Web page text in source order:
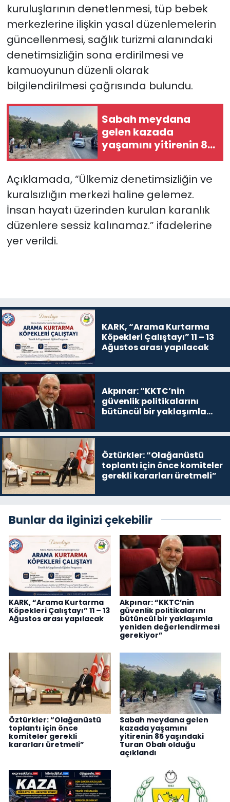
kuruluşlarının denetlenmesi, tüp bebek
merkezlerine ilişkin yasal düzenlemelerin
güncellenmesi, sağlık turizmi alanındaki
denetimsizliğin sona erdirilmesi ve
kamuoyunun düzenli olarak
bilgilendirilmesi çağrısında bulundu.
Sabah meydana
gelen kazada
yaşamını yitirenin 85
yaşındaki Turan
açıklandı
Açıklamada, “Ülkemiz denetimsizliğin ve
kuralsızlığın merkezi haline gelemez.
İnsan hayatı üzerinden kurulan karanlık
düzenlere sessiz kalınamaz.” ifadelerine
yer verildi.
KARK, “Arama Kurtarma
Köpekleri Çalıştayı” 11 – 13
Ağustos arası yapılacak
Akpınar: “KKTC’nin
güvenlik politikalarını
bütüncül bir yaklaşımla
gerekiyor”
Öztürkler: “Olağanüstü
toplantı için önce komiteler
gerekli kararları üretmeli”
Bunlar da ilginizi çekebilir
KARK, “Arama Kurtarma
Köpekleri Çalıştayı” 11 – 13
Ağustos arası yapılacak
Akpınar: “KKTC’nin
güvenlik politikalarını
bütüncül bir yaklaşımla
yeniden değerlendirmesi
gerekiyor”
Öztürkler: “Olağanüstü
toplantı için önce
komiteler gerekli
kararları üretmeli”
Sabah meydana gelen
kazada yaşamını
yitirenin 85 yaşındaki
Turan Obalı olduğu
açıklandı